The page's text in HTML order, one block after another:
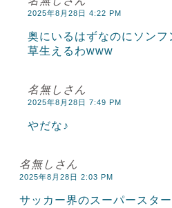
2025年8月28日 4:22 PM
奥にいるはずなのにソン
草生えるわwww
名無しさん
2025年8月28日 7:49 PM
やだな♪
名無しさん
2025年8月28日 2:03 PM
サッカー界のスーパースタ